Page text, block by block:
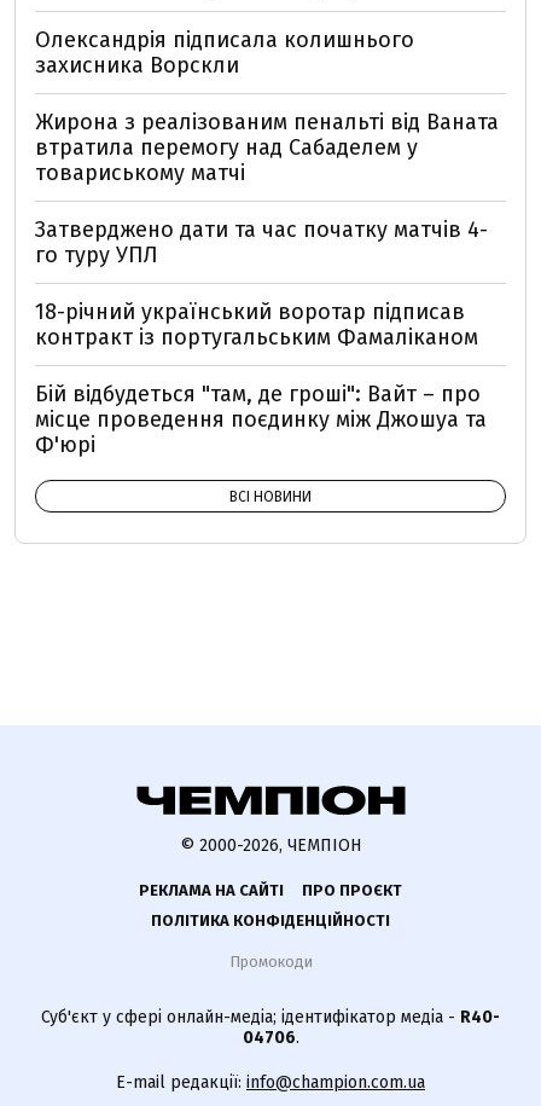
Олександрія підписала колишнього
захисника Ворскли
Жирона з реалізованим пенальті від Ваната
втратила перемогу над Сабаделем у
товариському матчі
Затверджено дати та час початку матчів 4-
го туру УПЛ
18-річний український воротар підписав
контракт із португальським Фамаліканом
Бій відбудеться "там, де гроші": Вайт – про
місце проведення поєдинку між Джошуа та
Ф'юрі
ВСІ НОВИНИ
© 2000-2026, ЧЕМПІОН
РЕКЛАМА НА САЙТІ
ПРО ПРОЄКТ
ПОЛІТИКА КОНФІДЕНЦІЙНОСТІ
Промокоди
Суб'єкт у сфері онлайн-медіа; ідентифікатор медіа - R40-
04706.
E-mail редакції: info@champion.com.ua